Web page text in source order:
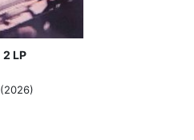
2 LP
(2026)